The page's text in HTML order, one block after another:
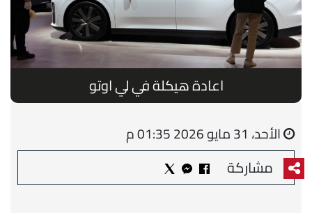
اعادة هيكلة في لي اوتو
الأحد، 31 مايو 2026 01:35 م
مشاركة